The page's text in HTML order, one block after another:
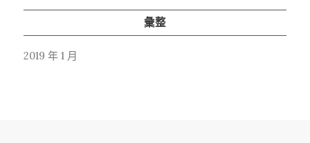
彙整
2019 年 1 月